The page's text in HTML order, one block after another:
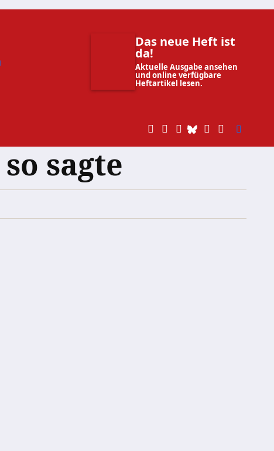
Das neue Heft ist
da!
Aktuelle Ausgabe ansehen
und online verfügbare
Heftartikel lesen.
sagte